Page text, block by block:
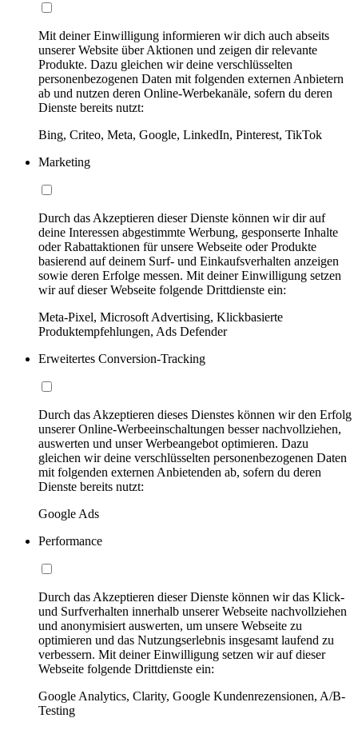
Mit deiner Einwilligung informieren wir dich auch abseits
unserer Website über Aktionen und zeigen dir relevante
Produkte. Dazu gleichen wir deine verschlüsselten
personenbezogenen Daten mit folgenden externen Anbietern
ab und nutzen deren Online-Werbekanäle, sofern du deren
Dienste bereits nutzt:
Bing, Criteo, Meta, Google, LinkedIn, Pinterest, TikTok
Marketing
Durch das Akzeptieren dieser Dienste können wir dir auf
deine Interessen abgestimmte Werbung, gesponserte Inhalte
oder Rabattaktionen für unsere Webseite oder Produkte
basierend auf deinem Surf- und Einkaufsverhalten anzeigen
sowie deren Erfolge messen. Mit deiner Einwilligung setzen
wir auf dieser Webseite folgende Drittdienste ein:
Meta-Pixel, Microsoft Advertising, Klickbasierte
Produktempfehlungen, Ads Defender
Erweitertes Conversion-Tracking
Durch das Akzeptieren dieses Dienstes können wir den Erfolg
unserer Online-Werbeeinschaltungen besser nachvollziehen,
auswerten und unser Werbeangebot optimieren. Dazu
gleichen wir deine verschlüsselten personenbezogenen Daten
mit folgenden externen Anbietenden ab, sofern du deren
Dienste bereits nutzt:
Google Ads
Performance
Durch das Akzeptieren dieser Dienste können wir das Klick-
und Surfverhalten innerhalb unserer Webseite nachvollziehen
und anonymisiert auswerten, um unsere Webseite zu
optimieren und das Nutzungserlebnis insgesamt laufend zu
verbessern. Mit deiner Einwilligung setzen wir auf dieser
Webseite folgende Drittdienste ein:
Google Analytics, Clarity, Google Kundenrezensionen, A/B-
Testing